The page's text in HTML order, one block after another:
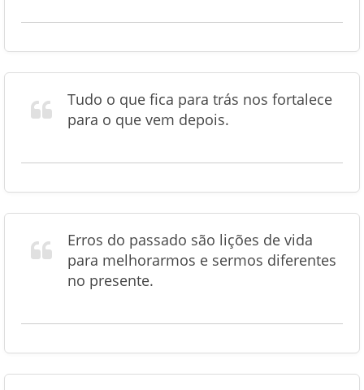
Tudo o que fica para trás nos fortalece
para o que vem depois.
Erros do passado são lições de vida
para melhorarmos e sermos diferentes
no presente.